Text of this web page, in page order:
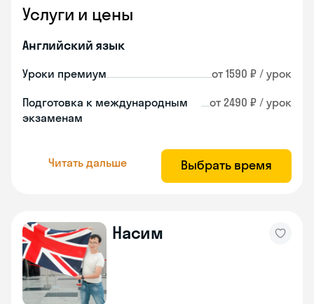
Услуги и цены
Английский язык
Уроки премиум от 1590 ₽ / урок
Подготовка к международным
экзаменам
от 2490 ₽ / урок
Читать дальше Выбрать время
Насим